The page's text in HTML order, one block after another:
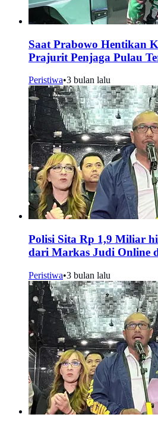
Saat Prabowo Hentikan
Prajurit Penjaga Pulau
Peristiwa•3 bulan lalu
Polisi Sita Rp 1,9 Miliar
dari Markas Judi Online
Peristiwa•3 bulan lalu